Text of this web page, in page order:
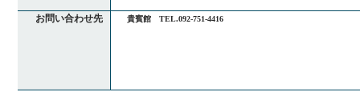
お問い合わせ先 貴賓館 TEL.092-751-4416